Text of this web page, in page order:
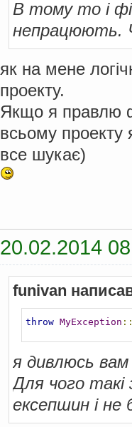
В тому то і
непрацюють.
як на мене
проекту.
Якщо я правлю
всьому проекту
все шукає)
20.02.2014
funivan
throw MyException
я дивлюсь
Для чого такі
ексепшин і не